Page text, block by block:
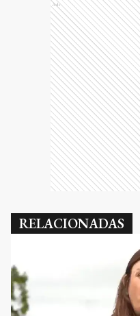
Ads
RELACIONADAS